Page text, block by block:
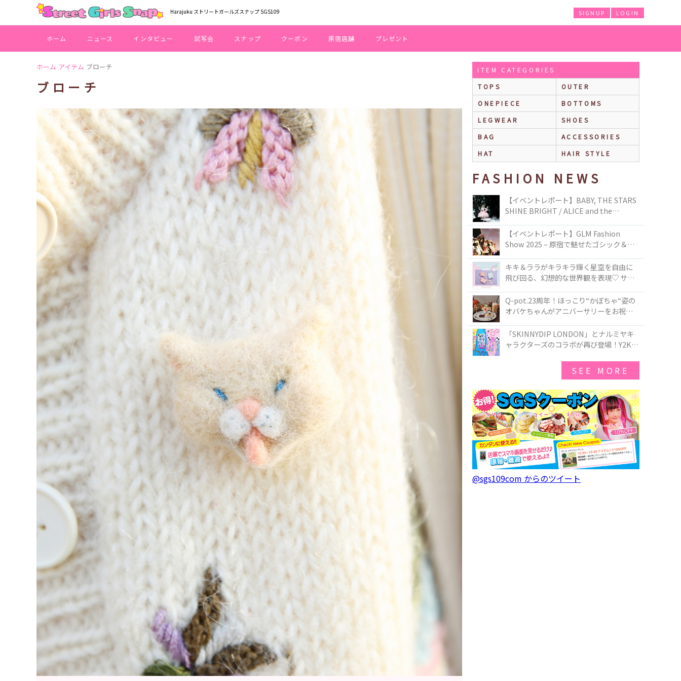
Harajuku ストリートガールズスナップ SGS109 LOGIN
SIGNUP
ホーム ニュース インタビュー 試写会 スナップ クーポン 原宿店舗 プレゼント
ホーム アイテム ブローチ
ブローチ
ITEM CATEGORIES
TOPS
OUTER
ONEPIECE
BOTTOMS
LEGWEAR
SHOES
BAG
ACCESSORIES
HAT
HAIR STYLE
FASHION NEWS
【イベントレポート】BABY, THE STARS
SHINE BRIGHT / ALICE and the
TOKYO
【イベントレポート】GLM Fashion
Show 2025 – 原宿で魅せたゴシック＆ロ
キキ＆ララがキラキラ輝く星空を自由に
飛び回る、幻想的な世界観を表現♡ サマ
50周年アニバーサリーイヤー』を記念し
たコレクションが登場
Q-pot.23周年！ほっこり“かぼちゃ“姿の
オバケちゃんがアニバーサリーをお祝い
ー」が新発売！Q-pot CAFE.では「かぼち
ゃのオバケーキプレート」も登場
「SKINNYDIP LONDON」とナルミヤキ
ャラクターズのコラボが再び登場！Y2Kム
SEE MORE
@sgs109com からのツイート